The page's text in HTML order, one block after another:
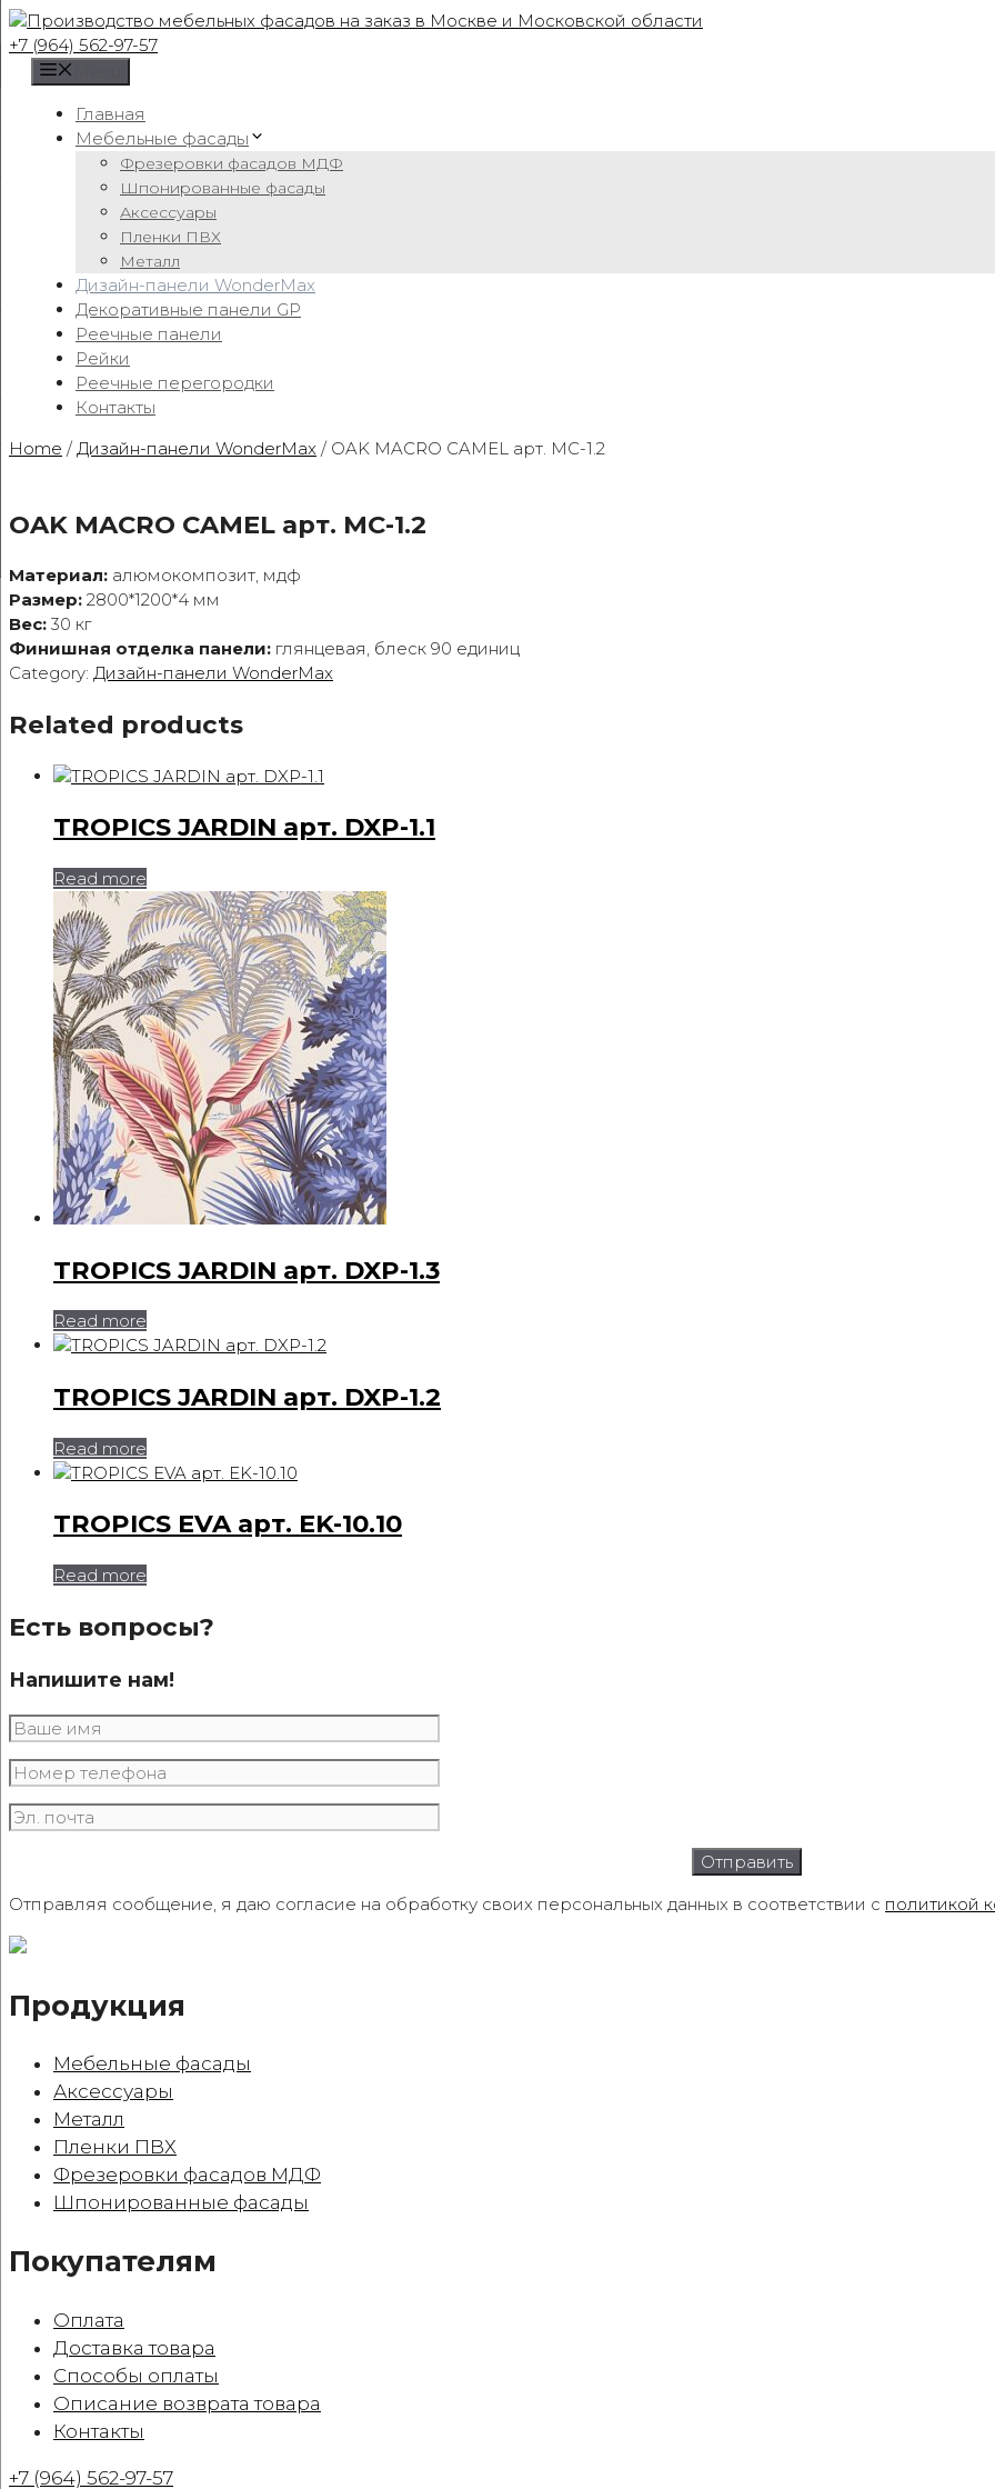
Skip
to
content
+7 (964) 562-97-57
Главная
Мебельные фасады
Фрезеровки фасадов МДФ
Шпонированные фасады
Аксессуары
Пленки ПВХ
Металл
Дизайн-панели WonderMax
Декоративные панели GP
Реечные панели
Рейки
Реечные перегородки
Контакты
Home /Дизайн-панели WonderMax / OAK MACRO CAMEL арт. MC-1.2
OAK MACRO CAMEL арт. MC-1.2
Материал: алюмокомпозит, мдф
Размер: 2800*1200*4 мм
Вес: 30 кг
Финишная отделка панели: глянцевая, блеск 90 единиц
Category: Дизайн-панели WonderMax
Related products
TROPICS JARDIN арт. DXP-1.1
Read more
TROPICS JARDIN арт. DXP-1.3
Read more
TROPICS JARDIN арт. DXP-1.2
Read more
TROPICS EVA арт. EK-10.10
Read more
Есть вопросы?
Напишите нам!
Отправляя сообщение, я даю согласие на обработку своих персональных данных в соответствии с политикой
Продукция
Мебельные фасады
Аксессуары
Металл
Пленки ПВХ
Фрезеровки фасадов МДФ
Шпонированные фасады
Покупателям
Оплата
Доставка товара
Способы оплаты
Описание возврата товара
Контакты
+7 (964) 562-97-57